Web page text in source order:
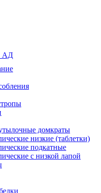
АД
домкраты
низкие (таблетки)
подкатные
с низкой лапой